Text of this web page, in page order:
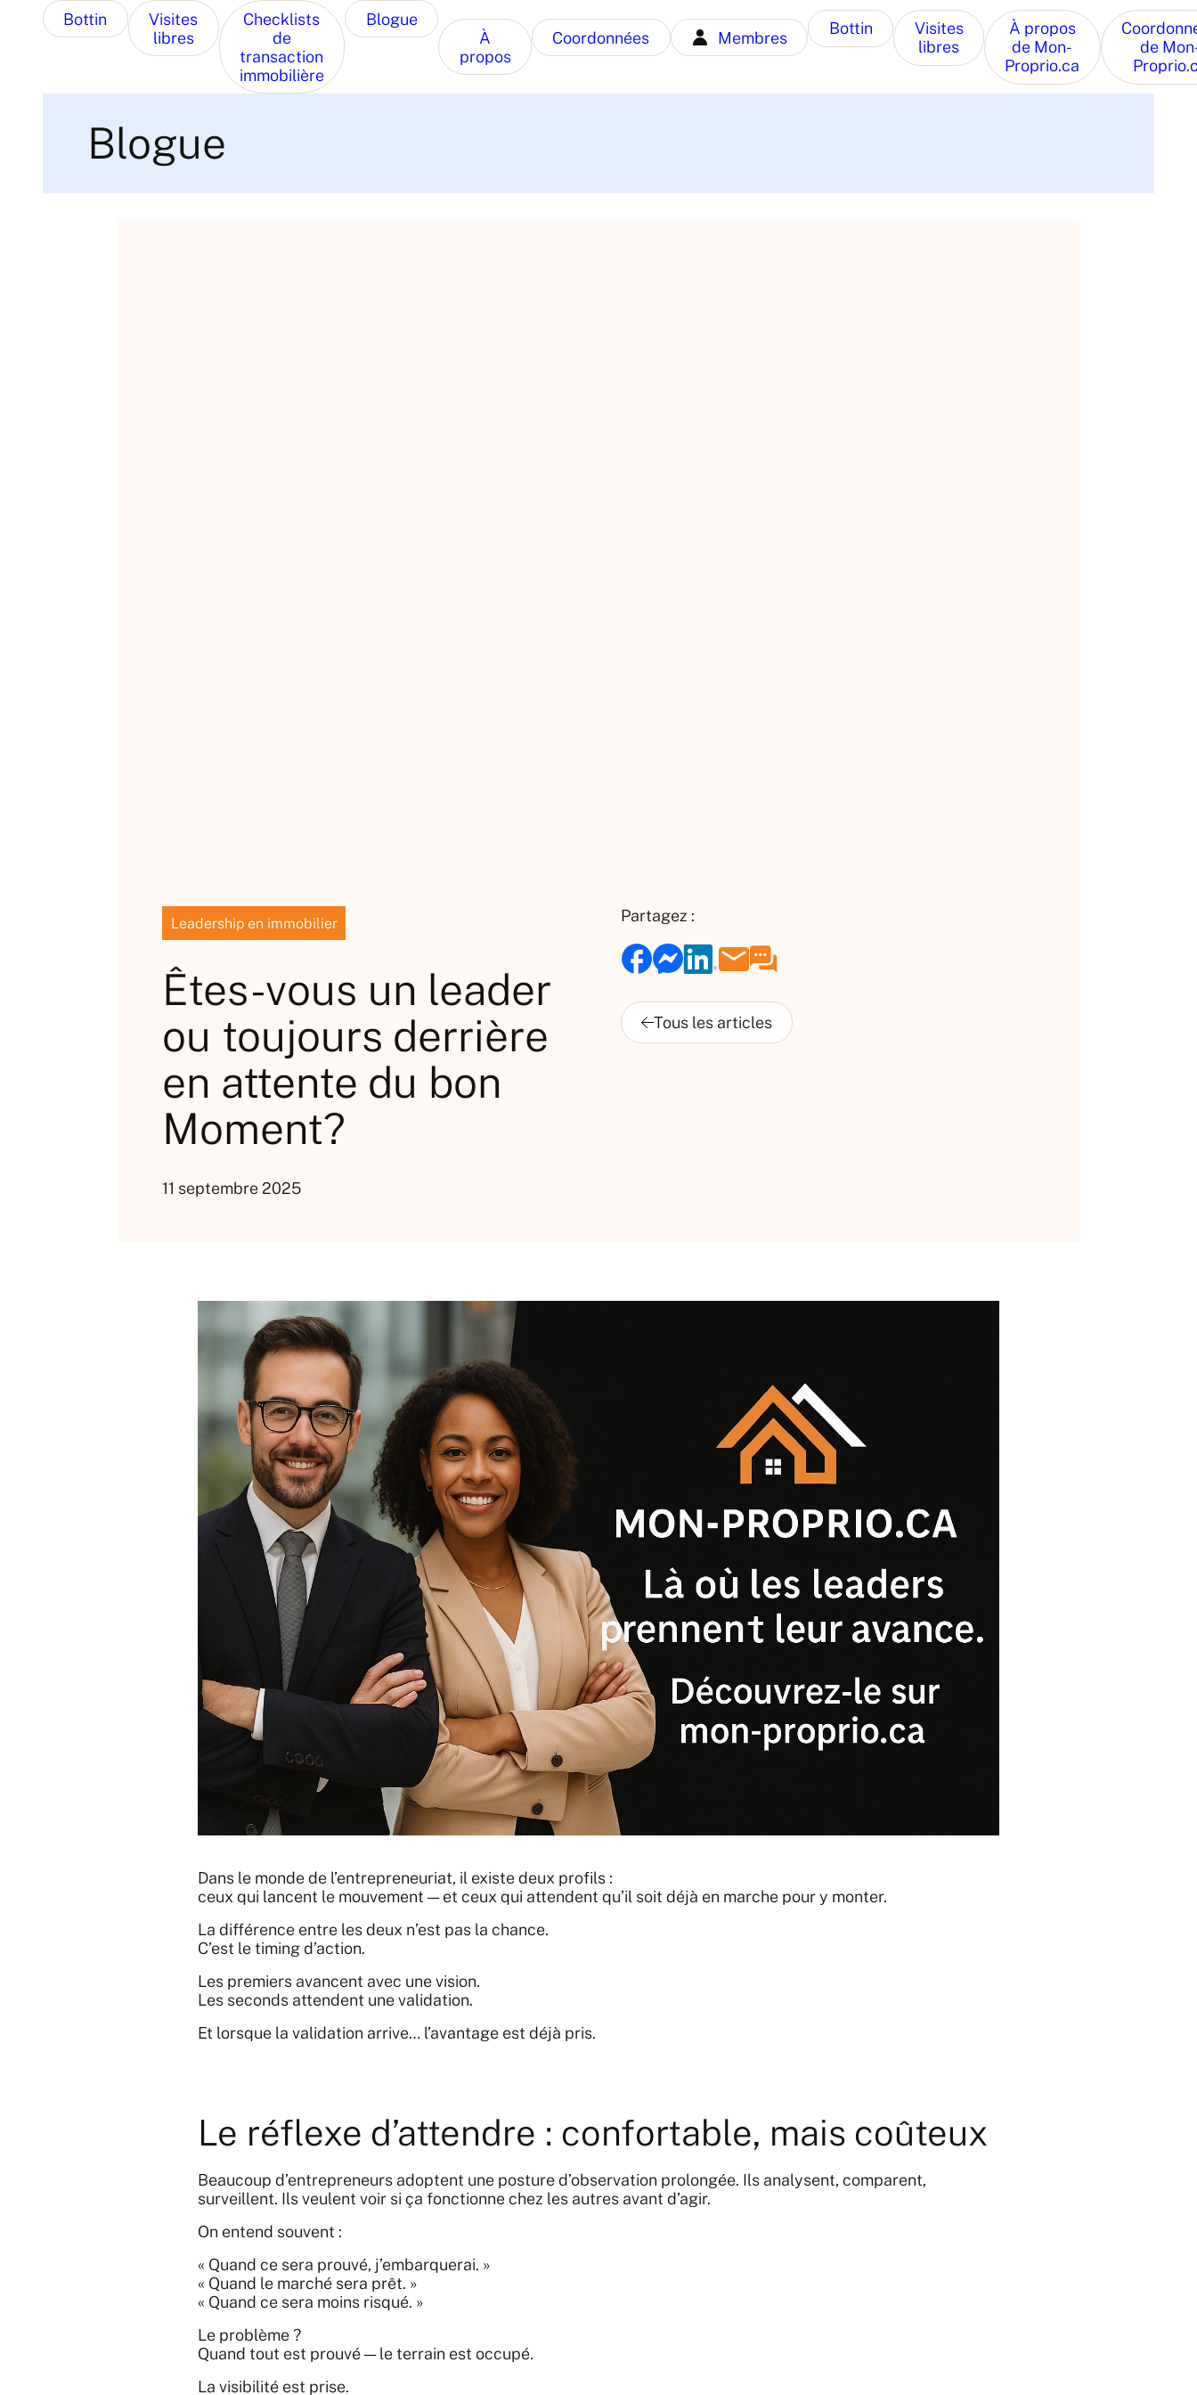
Bottin
Visites
libres
Checklists
de
transaction
immobilière
Blogue
À
propos
Coordonnées Membres Bottin
Visites
libres
À propos
de Mon-
Proprio.ca
de
Blogue
Leadership en immobilier
Êtes-vous un leader
ou toujours derrière
en attente du bon
Moment?
11 septembre 2025
Partagez :
Dans le monde de l’entrepreneuriat, il existe deux profils :
ceux qui lancent le mouvement — et ceux qui attendent qu’il soit déjà en marche pour y monter.
La différence entre les deux n’est pas la chance.
C’est le timing d’action.
Les premiers avancent avec une vision.
Les seconds attendent une validation.
Et lorsque la validation arrive… l’avantage est déjà pris.
Le réflexe d’attendre : confortable, mais coûteux
Beaucoup d’entrepreneurs adoptent une posture d’observation prolongée. Ils analysent, comparent,
surveillent. Ils veulent voir si ça fonctionne chez les autres avant d’agir.
On entend souvent :
« Quand ce sera prouvé, j’embarquerai. »
« Quand le marché sera prêt. »
« Quand ce sera moins risqué. »
Le problème ?
Quand tout est prouvé — le terrain est occupé.
La visibilité est prise.